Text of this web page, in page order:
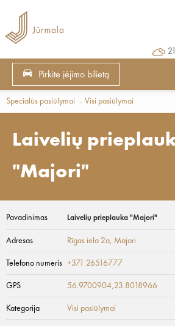
Pirkite įėjimo bilietą
Specialūs pasiūlymai Visi pasiūlymai
Laivelių
"Majori"
Pavadinimas Laivelių prieplauka "Majori"
Adresas Rīgas iela 2a, Majori
Telefono numeris +371 26516777
GPS 56.9700904,23.8018966
Kategorija Visi pasiūlymai